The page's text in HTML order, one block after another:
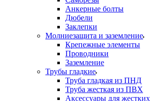
Анкерные болты
Дюбели
Заклепки
Молниезащита и заземление
Крепежные элементы
Проводники
Заземление
Трубы гладкие
Труба гладкая из ПНД
Труба жесткая из ПВХ
Аксессуары для жестких